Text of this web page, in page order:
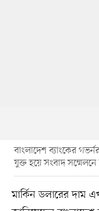
বাংলাদেশ ব্যাংকের
যুক্ত হয়ে সংবাদ সম্মেলনে
মার্কিন ডলারের দাম